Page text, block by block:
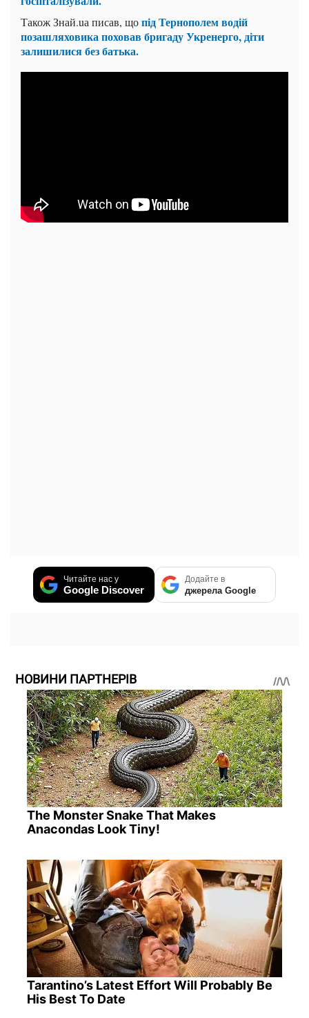
Також Знай.uа писав, щопід Тернополем водій
позашляховика поховав бригаду Укренерго, діти
залишилися без батька.
Читайте нас у
Google Discover
Додайте в
джерела Google
НОВИНИ ПАРТНЕРІВ
The Monster Snake That Makes
Anacondas Look Tiny!
Tarantino’s Latest Effort Will Probably Be
His Best To Date